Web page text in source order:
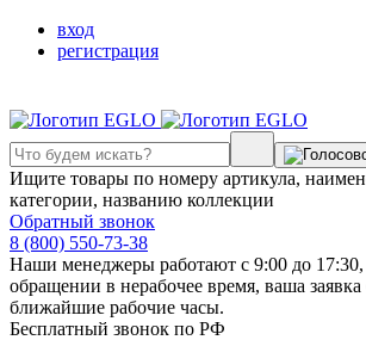
вход
регистрация
Ищите товары по номеру артикула,
категории, названию коллекции
Обратный звонок
8 (800) 550-73-38
Наши менеджеры работают с 9:00 до
обращении в нерабочее время, ваша заявка
ближайшие рабочие часы.
Бесплатный звонок по РФ